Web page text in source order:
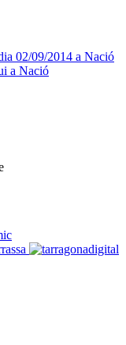
02/09/2014 a Nació
a Nació